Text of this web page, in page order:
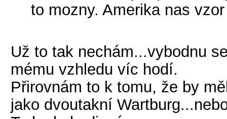
to mozny. Amerika nas vzor
Už to tak nechám...vybodnu
mému vzhledu víc hodí.
Přirovnám to k tomu, že by
jako dvoutakní